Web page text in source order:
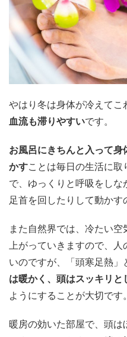
やはり冬は身体が冷えてこ
血流も滞りやすいです。
お風呂にきちんと入って
かすことは毎日の生活に
で、ゆっくりと呼吸をしな
足首を回したりして動かす
また自然界では、冷たい
上がっていきますので、
いのですが、「頭寒足熱」
は暖かく、頭はスッキリと
ようにすることが大切です。
暖房の効いた部屋で、頭は